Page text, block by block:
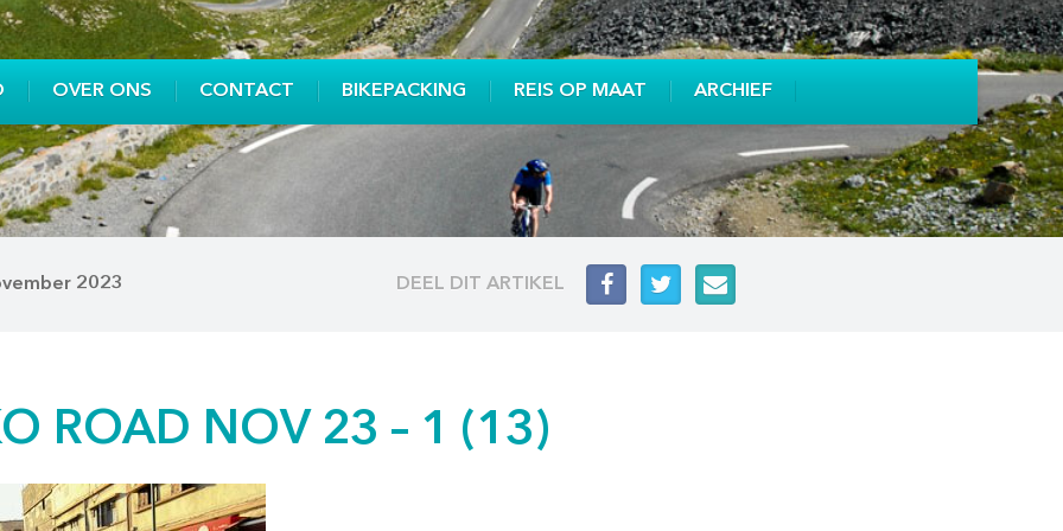
OVER ONS CONTACT BIKEPACKING REIS OP MAAT ARCHIEF
2023 DEEL DIT ARTIKEL
ROAD NOV 23 – 1 (13)